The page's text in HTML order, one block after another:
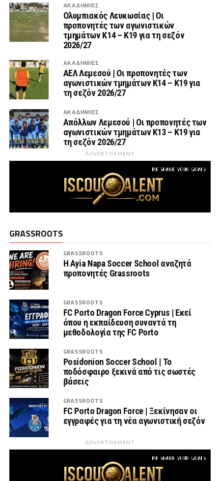
ΑΚΑΔΗΜΙΕΣ
Ολυμπιακός Λευκωσίας | Οι
προπονητές των αγωνιστικών
τμημάτων Κ14 – Κ19 για τη σεζόν
2026/27
ΑΚΑΔΗΜΙΕΣ
ΑΕΛ Λεμεσού | Οι προπονητές των
αγωνιστικών τμημάτων Κ14 – Κ19 για
τη σεζόν 2026/27
ΑΚΑΔΗΜΙΕΣ
Απόλλων Λεμεσού | Οι προπονητές των
αγωνιστικών τμημάτων Κ13 – Κ19 για
τη σεζόν 2026/27
ADVERTISEMENT
GRASSROOTS
GRASSROOTS
Η Ayia Napa Soccer School αναζητά
προπονητές Grassroots
GRASSROOTS
FC Porto Dragon Force Cyprus | Εκεί
όπου η εκπαίδευση συναντά τη
μεθοδολογία της FC Porto
GRASSROOTS
Posidonion Soccer School | Το
ποδόσφαιρο ξεκινά από τις σωστές
βάσεις
GRASSROOTS
FC Porto Dragon Force | Ξεκίνησαν οι
εγγραφές για τη νέα αγωνιστική σεζόν
ADVERTISEMENT